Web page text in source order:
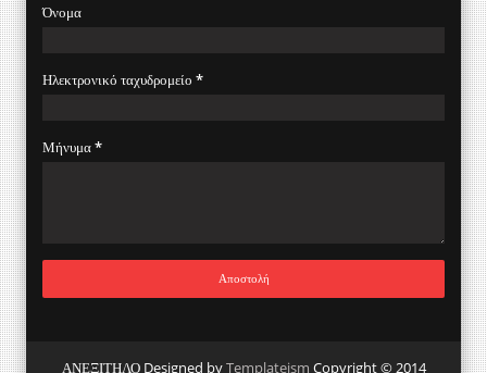
Όνομα
Ηλεκτρονικό ταχυδρομείο *
Μήνυμα*
ΑΝΕΞΙΤΗΛΟ Designed byTemplateism Copyright © 2014